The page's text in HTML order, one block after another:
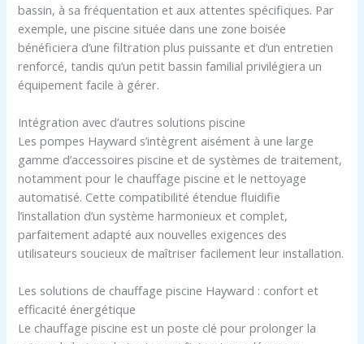
bassin, à sa fréquentation et aux attentes spécifiques. Par
exemple, une piscine située dans une zone boisée
bénéficiera d’une filtration plus puissante et d’un entretien
renforcé, tandis qu’un petit bassin familial privilégiera un
équipement facile à gérer.
Intégration avec d’autres solutions piscine
Les pompes Hayward s’intègrent aisément à une large
gamme d’accessoires piscine et de systèmes de traitement,
notamment pour le chauffage piscine et le nettoyage
automatisé. Cette compatibilité étendue fluidifie
l’installation d’un système harmonieux et complet,
parfaitement adapté aux nouvelles exigences des
utilisateurs soucieux de maîtriser facilement leur installation.
Les solutions de chauffage piscine Hayward : confort et
efficacité énergétique
Le chauffage piscine est un poste clé pour prolonger la